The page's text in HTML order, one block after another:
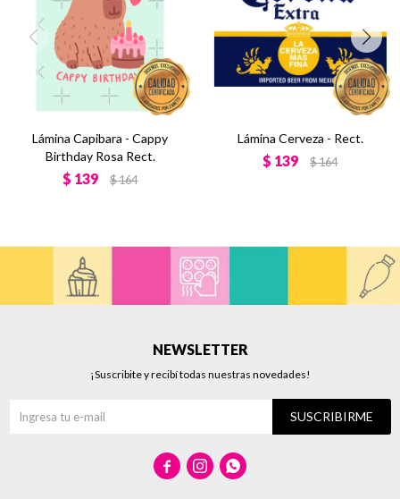
Lámina Capibara - Cappy
Birthday Rosa Rect.
$ 139 $164
Lámina Cerveza - Rect.
$ 139 $164
NEWSLETTER
¡Suscribite y recibí todas nuestras novedades!
SUSCRIBIRME
  